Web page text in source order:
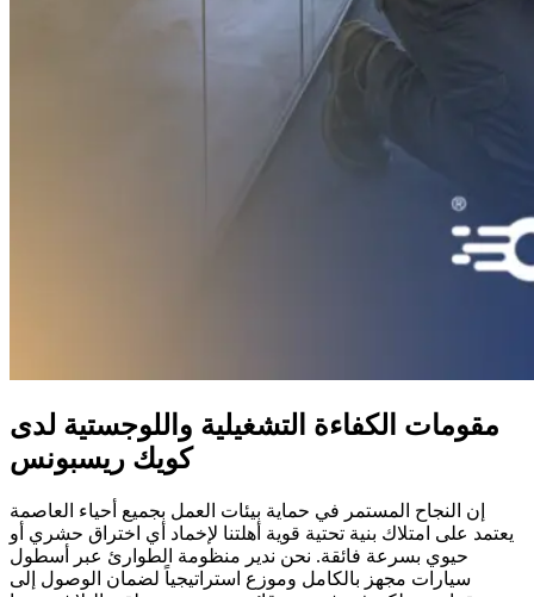
مقومات الكفاءة التشغيلية واللوجستية لدى
كويك ريسبونس
إن النجاح المستمر في حماية بيئات العمل بجميع أحياء العاصمة
يعتمد على امتلاك بنية تحتية قوية أهلتنا لإخماد أي اختراق حشري أو
حيوي بسرعة فائقة. نحن ندير منظومة الطوارئ عبر أسطول
سيارات مجهز بالكامل وموزع استراتيجياً لضمان الوصول إلى